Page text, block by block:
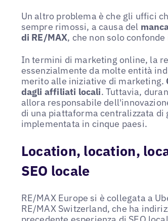
Un altro problema è che gli uffici
sempre rimossi, a causa del
di RE/MAX, che non solo
In termini di marketing online, la
essenzialmente da molte entità
merito alle iniziative di marketing.
dagli affiliati locali. Tuttavia,
allora responsabile
di una piattaforma centralizzata
implementata in cinque paesi.
Location, location,
SEO locale
RE/MAX Europe si è collegata a
RE/MAX Switzerland, che ha